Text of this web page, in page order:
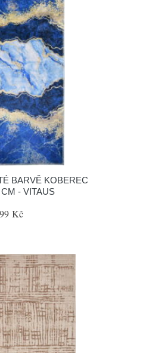
BARVĚ KOBEREC
- VITAUS
Kč